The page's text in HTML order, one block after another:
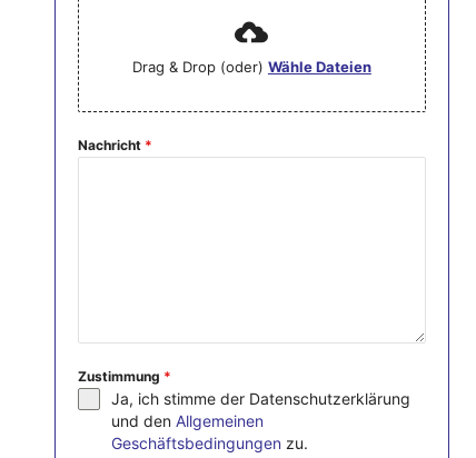
Drag & Drop (oder) Wähle Dateien
Nachricht *
Zustimmung *
Ja, ich stimme der Datenschutzerklärung
und den Allgemeinen
Geschäftsbedingungen zu.